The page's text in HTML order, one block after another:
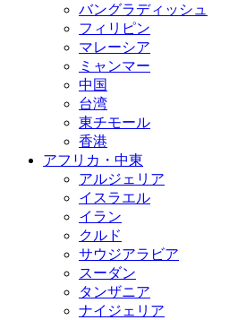
バングラディッシュ
フィリピン
マレーシア
ミャンマー
中国
台湾
東チモール
香港
アフリカ・中東
アルジェリア
イスラエル
イラン
クルド
サウジアラビア
スーダン
タンザニア
ナイジェリア